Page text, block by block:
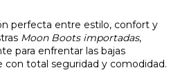
perfecta entre estilo, confort y
Moon Boots importadas,
para enfrentar las bajas
con total seguridad y comodidad.